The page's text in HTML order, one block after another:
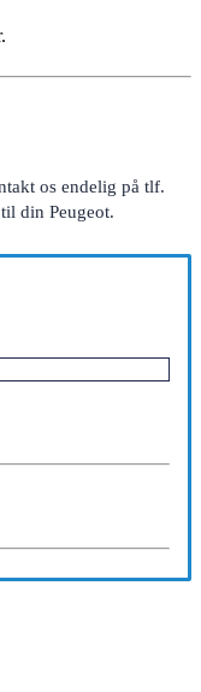
os endelig på tlf.
din Peugeot.